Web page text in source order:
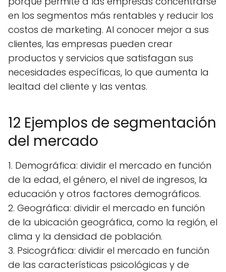
en los segmentos más rentables y reducir los
costos de marketing. Al conocer mejor a sus
clientes, las empresas pueden crear
productos y servicios que satisfagan sus
necesidades específicas, lo que aumenta la
lealtad del cliente y las ventas.
12 Ejemplos de segmentación
del mercado
1. Demográfica: dividir el mercado en función
de la edad, el género, el nivel de ingresos, la
educación y otros factores demográficos.
2. Geográfica: dividir el mercado en función
de la ubicación geográfica, como la región, el
clima y la densidad de población.
3. Psicográfica: dividir el mercado en función
de las características psicológicas y de